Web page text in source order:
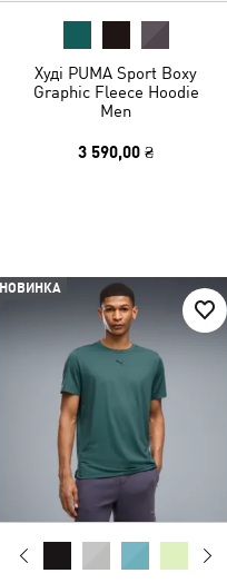
Худі PUMA Sport Boxy
Graphic Fleece Hoodie
Men
3 590,00 ₴
НОВИНКА